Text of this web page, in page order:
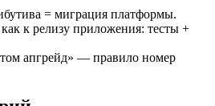
= миграция платформы.
к релизу приложения: тесты +
апгрейд» — правило номер